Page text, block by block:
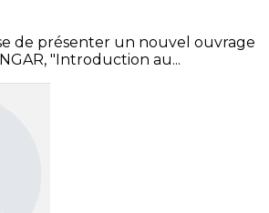
de présenter un nouvel ouvrage
"Introduction au...